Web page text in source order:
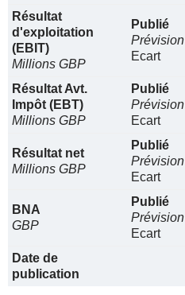
Résultat
d'exploitation
(EBIT)
Millions GBP
Publié
Prévision
Ecart
Résultat Avt.
Impôt (EBT)
Millions GBP
Publié
Prévision
Ecart
Résultat net
Millions GBP
Publié
Prévision
Ecart
BNA
GBP
Publié
Prévision
Ecart
Date de
publication